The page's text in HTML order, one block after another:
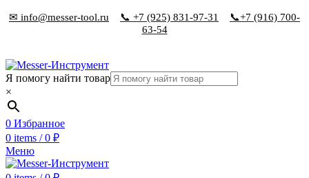
✉ info@messer-tool.ru 📞 +7 (925) 831-97-31
📞+7 (916) 700-
63-54
Я помогу найти товар
×
0 Избранное
0 items / 0 ₽
Меню